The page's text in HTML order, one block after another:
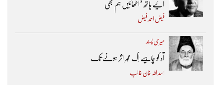
آئیے ہاتھ ’اٹھائیں ہم بھی
فیض احمد فیض
میری پسند
آہ کو چاہیے اِک عُمر اثر ہونے تک ​
اسد اللہ خان غالب